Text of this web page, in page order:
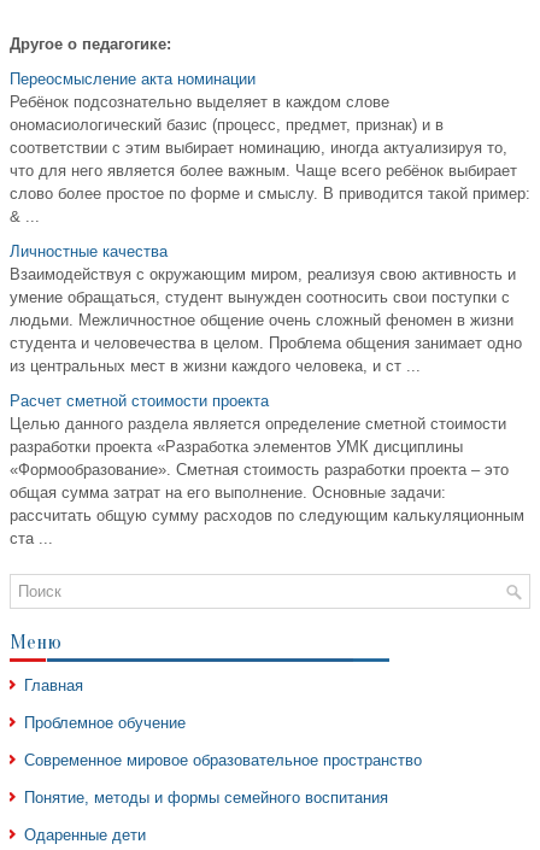
Другое о педагогике:
Переосмысление акта номинации
Ребёнок подсознательно выделяет в каждом слове
ономасиологический базис (процесс, предмет, признак) и в
соответствии с этим выбирает номинацию, иногда актуализируя то,
что для него является более важным. Чаще всего ребёнок выбирает
слово более простое по форме и смыслу. В приводится такой пример:
& ...
Личностные качества
Взаимодействуя с окружающим миром, реализуя свою активность и
умение обращаться, студент вынужден соотносить свои поступки с
людьми. Межличностное общение очень сложный феномен в жизни
студента и человечества в целом. Проблема общения занимает одно
из центральных мест в жизни каждого человека, и ст ...
Расчет сметной стоимости проекта
Целью данного раздела является определение сметной стоимости
разработки проекта «Разработка элементов УМК дисциплины
«Формообразование». Сметная стоимость разработки проекта – это
общая сумма затрат на его выполнение. Основные задачи:
рассчитать общую сумму расходов по следующим калькуляционным
ста ...
Меню
Главная
Проблемное обучение
Современное мировое образовательное пространство
Понятие, методы и формы семейного воспитания
Одаренные дети